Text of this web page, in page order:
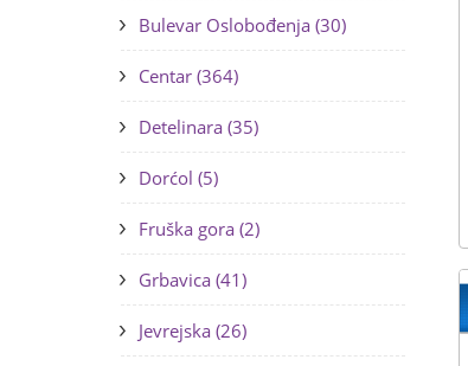
Bulevar Oslobođenja (30)
Centar (364)
Detelinara (35)
Dorćol (5)
Fruška gora (2)
Grbavica (41)
Jevrejska (26)